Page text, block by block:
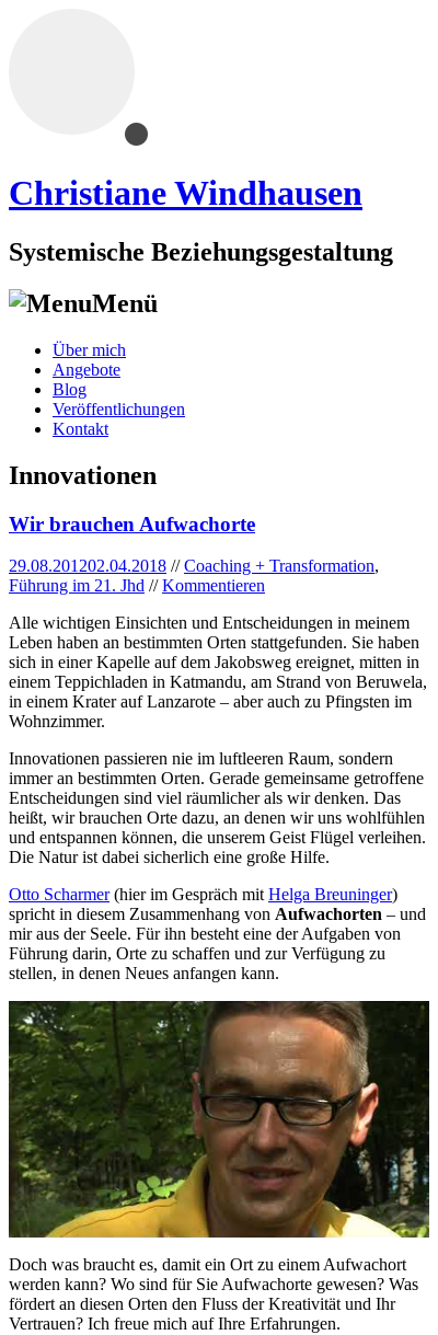
Christiane Windhausen
Systemische Beziehungsgestaltung
Menü
Skip
content
Über mich
Angebote
Blog
Veröffentlichungen
Kontakt
Innovationen
Wir brauchen Aufwachorte
29.08.201202.04.2018 //Coaching + Transformation,
Führung im 21. Jhd //Kommentieren
Alle wichtigen Einsichten und Entscheidungen in meinem
Leben haben an bestimmten Orten stattgefunden. Sie haben
sich in einer Kapelle auf dem Jakobsweg ereignet, mitten in
einem Teppichladen in Katmandu, am Strand von Beruwela,
in einem Krater auf Lanzarote – aber auch zu Pfingsten im
Wohnzimmer.
Innovationen passieren nie im luftleeren Raum, sondern
immer an bestimmten Orten. Gerade gemeinsame getroffene
Entscheidungen sind viel räumlicher als wir denken. Das
heißt, wir brauchen Orte dazu, an denen wir uns wohlfühlen
und entspannen können, die unserem Geist Flügel verleihen.
Die Natur ist dabei sicherlich eine große Hilfe.
Otto Scharmer(hier im Gespräch mit Helga Breuninger)
spricht in diesem Zusammenhang von Aufwachorten – und
mir aus der Seele. Für ihn besteht eine der Aufgaben von
Führung darin, Orte zu schaffen und zur Verfügung zu
stellen, in denen Neues anfangen kann.
Doch was braucht es, damit ein Ort zu einem Aufwachort
werden kann? Wo sind für Sie Aufwachorte gewesen? Was
fördert an diesen Orten den Fluss der Kreativität und Ihr
Vertrauen? Ich freue mich auf Ihre Erfahrungen.